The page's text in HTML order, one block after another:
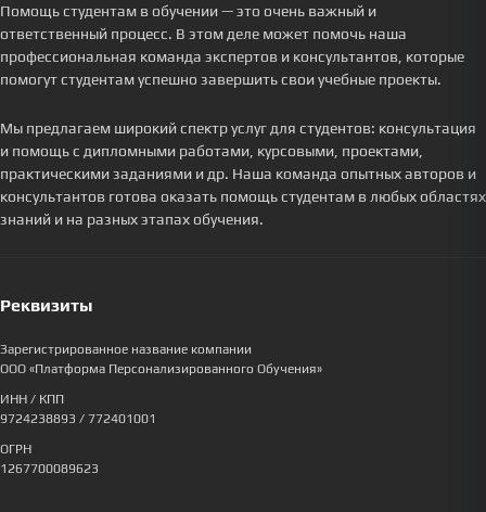
Помощь студентам в обучении — это очень важный и
ответственный процесс. В этом деле может помочь наша
профессиональная команда экспертов и консультантов, которые
помогут студентам успешно завершить свои учебные проекты.
Мы предлагаем широкий спектр услуг для студентов: консультация
и помощь с дипломными работами, курсовыми, проектами,
практическими заданиями и др. Наша команда опытных авторов и
консультантов готова оказать помощь студентам в любых областях
знаний и на разных этапах обучения.
Реквизиты
Зарегистрированное название компании
ООО «Платформа Персонализированного Обучения»
ИНН / КПП
9724238893 / 772401001
ОГРН
1267700089623